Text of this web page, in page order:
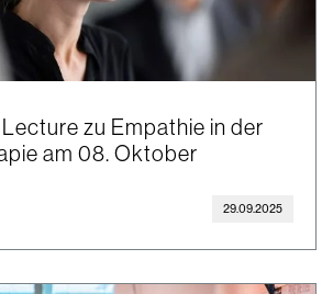
zu Empathie in der
am 08. Oktober
29.09.2025